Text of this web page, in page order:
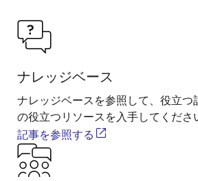
ナレッジベース
ナレッジベースを参照して、役立つ
の役立つリソースを入手してくださ
記事を参照する